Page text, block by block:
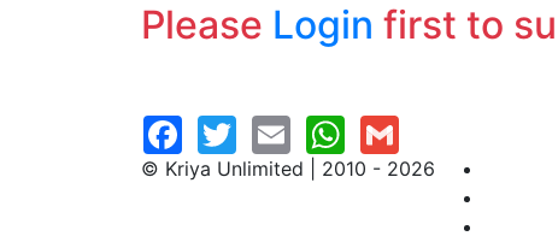
Please Login first to
© Kriya Unlimited | 2010 - 2026